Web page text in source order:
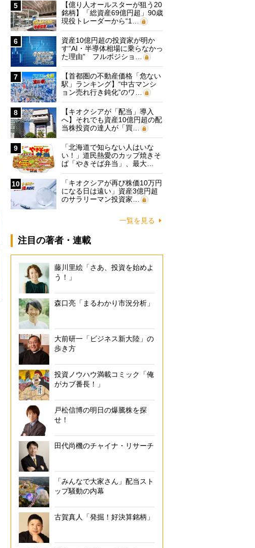
5
【億り人オールスターが狙う20
銘柄】「総資産69億円超」90歳
現役トレーダーから“1…
6
資産10億円超の投資家が明か
す“AI・半導体相場に乗らなかっ
た理由” フルポジショ…
7
【首都圏の不動産価格「危ない
駅」ランキング】“中古マンシ
ョン売れ行き鈍化”のワ…
8
【キオクシアが「配当」導入
へ】それでも資産10億円超の配
当株投資の達人が「買…
9
「北海道で知らない人はいな
い！」道民熱愛のカップ焼きそ
ば「やきそば弁当」、最大…
10
「キオクシアが再び株価10万円
になる日は遠い」資産3億円超
のサラリーマン投資家…
一覧を見る
注目の著者・連載
藤川里絵「さあ、投資を始めよ
う！」
森口亮「まるわかり市況分析」
大前研一「ビジネス新大陸」の
歩き方
投資ノウハウ満載コミック「俺
がカブ番長！」
戸松信博の明日の爆騰株を探
せ！
田代尚機のチャイナ・リサーチ
「みんなで大家さん」配当スト
ップ騒動の内幕
古賀真人「発掘！好決算銘柄」